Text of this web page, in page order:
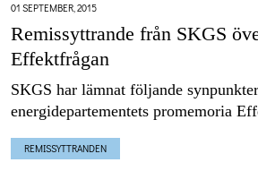
01 SEPTEMBER, 2015
Remissyttrande från SKGS
Effektfrågan
SKGS har lämnat följande
energidepartementets promemoria
REMISSYTTRANDEN